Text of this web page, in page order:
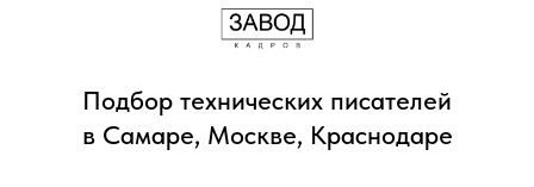
Подбор технических писателей
в Самаре, Москве, Краснодаре